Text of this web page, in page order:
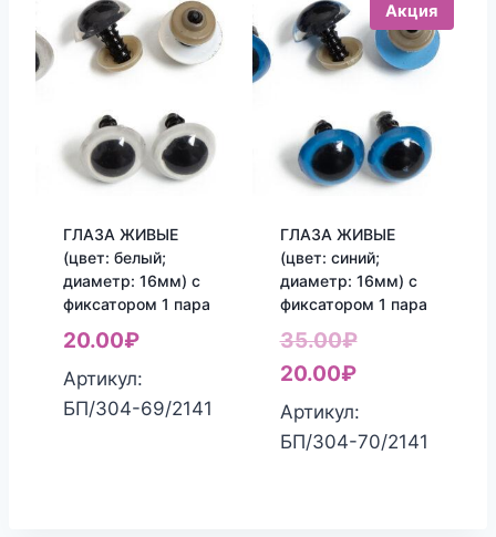
ГЛАЗА ЖИВЫЕ
(цвет: белый;
диаметр: 16мм) с
фиксатором 1 пара
20.00₽
Артикул:
БП/304-69/2141
Акция
ГЛАЗА ЖИВЫЕ
(цвет: синий;
диаметр: 16мм) с
фиксатором 1 пара
35.00₽
цена
составляла
35.00₽.
20.00₽Текущая
цена:
20.00₽.
Артикул:
БП/304-70/2141